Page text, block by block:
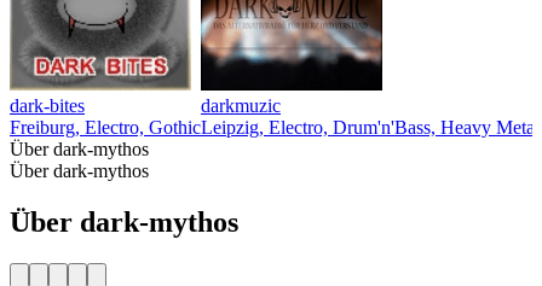
dark-bites
Freiburg, Electro, Gothic
darkmuzic
Leipzig, Electro, Drum'n'Bass, Heavy Metal
Über dark-mythos
Über dark-mythos
Über dark-mythos